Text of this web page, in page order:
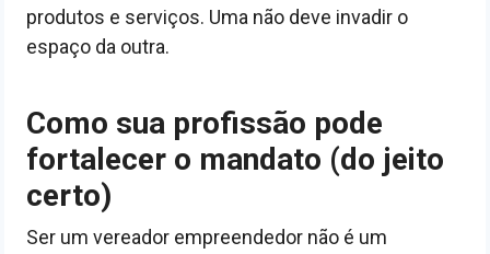
produtos e serviços. Uma não deve invadir o
espaço da outra.
Como sua profissão pode
fortalecer o mandato (do jeito
certo)
Ser um vereador empreendedor não é um